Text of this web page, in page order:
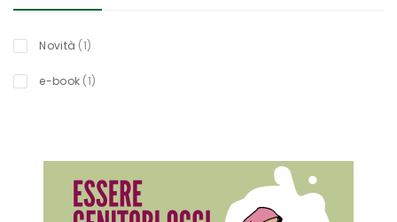
Novità 1titolo
e-book 1titolo